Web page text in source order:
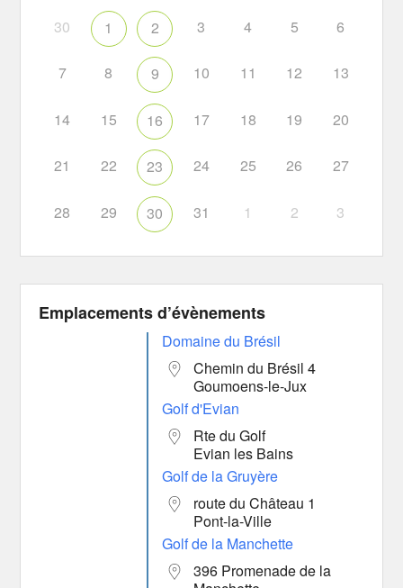
30
1 2 3 4 5 6
7 8 9 10 11 12 13
14 15 16 17 18 19 20
21 22 23 24 25 26 27
28 29 30 31 1 2 3
Emplacements d’évènements
Domaine du Brésil
Chemin du Brésil 4
Goumoens-le-Jux
Golf d'Evian
Rte du Golf
Evian les Bains
Golf de la Gruyère
route du Château 1
Pont-la-Ville
Golf de la Manchette
396 Promenade de la